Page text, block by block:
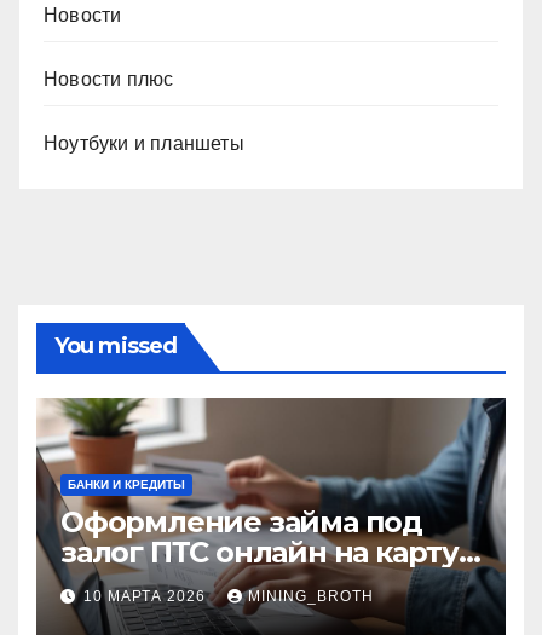
Новости
Новости плюс
Ноутбуки и планшеты
You missed
БАНКИ И КРЕДИТЫ
Оформление займа под
залог ПТС онлайн на карту
без визита в офис: порядок,
требования и документы
10 МАРТА 2026 MINING_BROTH